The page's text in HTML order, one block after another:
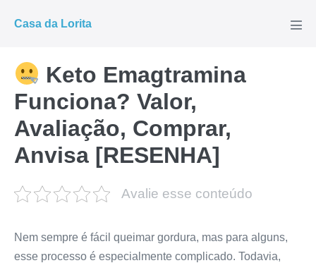
para
conteúdo
Casa da Lorita
Keto Emagtramina
Funciona? Valor,
Avaliação, Comprar,
Anvisa [RESENHA]
Avalie esse conteúdo
Nem sempre é fácil queimar gordura, mas para alguns,
esse processo é especialmente complicado. Todavia,